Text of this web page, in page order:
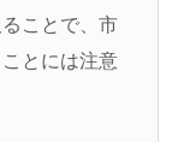
ことで、市
とには注意